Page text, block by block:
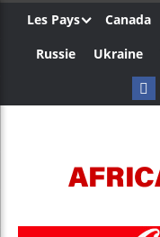
Les Pays Canada
Russie
Ukraine